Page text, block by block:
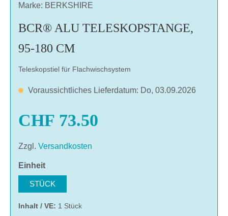
Marke: BERKSHIRE
BCR® ALU TELESKOPSTANGE,
95-180 CM
Teleskopstiel für Flachwischsystem
Voraussichtliches Lieferdatum: Do, 03.09.2026
CHF 73.50
Zzgl. Versandkosten
Einheitauswählen
STÜCK
Inhalt / VE: 1 Stück